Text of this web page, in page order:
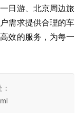
日游、北京周边旅
需求提供合理的车
效的服务，为每一